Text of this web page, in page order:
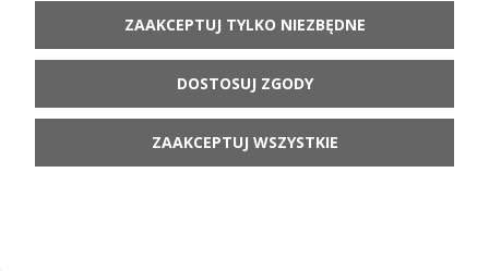
POWIADOM O
ZAAKCEPTUJ TYLKO NIEZBĘDNE
DOSTOSUJ ZGODY
ZAAKCEPTUJ WSZYSTKIE